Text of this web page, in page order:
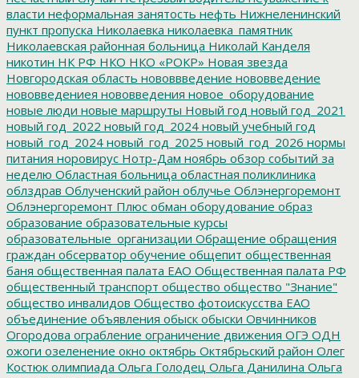
власти неформальная занятость нефть Нижнеленинский
пункт пропуска Николаевка николаевка_памятник
Николаевская районная больница Николай Канделя
никотин НК РФ НКО НКО «РОКР» Новая звезда
Новгородская область нововвведение нововведение
нововведениея нововведения новое_оборудование
новые люди новые маршруты Новый год новый год_2021
новый год_2022 новый год_2024 новый учебный год
новый_год_2024 новый_год_2025 новый_год_2026 нормы
питания норовирус Нотр-Дам ноябрь обзор событий за
неделю Областная больница областная поликлиника
облздрав Облученский район облучье Облэнергоремонт
Облэнергоремонт Плюс обман оборудование образ
образование образовательные курсы
образовательные_организации Обращение обращения
граждан обсерватор обучение общепит общественная
баня общественная палата ЕАО Общественная палата РФ
общественный транспорт общество общество "Знание"
общество инвалидов Общество фотоискусства ЕАО
объединение объявления обыск обыски Овчинников
Огородова ограбление ограничение движения ОГЭ ОДН
ожоги озеленение окно октябрь Октябрьский район Олег
Костюк олимпиада Ольга Голодец Ольга Данилина Ольга